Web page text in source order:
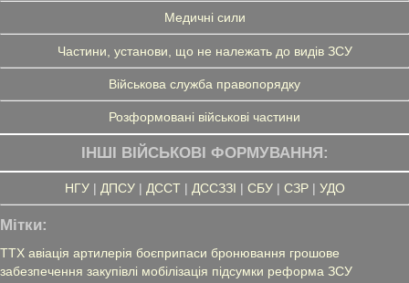
Медичні сили
Частини, установи, що не належать до видів ЗСУ
Військова служба правопорядку
Розформовані військові частини
ІНШІ ВІЙСЬКОВІ ФОРМУВАННЯ:
НГУ| ДПСУ| ДССТ| ДССЗЗІ | СБУ| СЗР| УДО
Мітки:
ТТХ авіація артилерія боєприпаси бронювання грошове
забезпечення закупівлі мобілізація підсумки реформа ЗСУ